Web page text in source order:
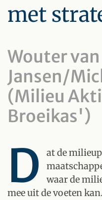
met
Wouter
Jansen/
(Milieu
Broeikas')
D
at de
waar de
mee uit de voeten